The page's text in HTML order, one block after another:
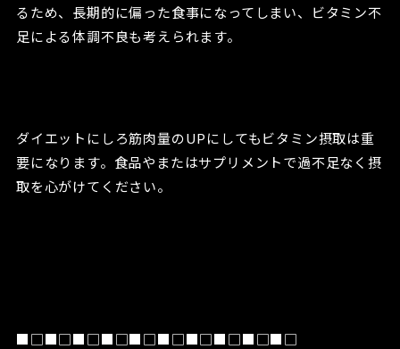
るため、長期的に偏った食事になってしまい、ビタミン不
足による体調不良も考えられます。
ダイエットにしろ筋肉量のUPにしてもビタミン摂取は重
要になります。食品やまたはサプリメントで過不足なく摂
取を心がけてください。
■□■□■□■□■□■□■□■□■□■□